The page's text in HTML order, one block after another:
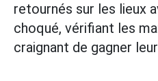
retournés sur les lieux
choqué, vérifiant les
craignant de gagner